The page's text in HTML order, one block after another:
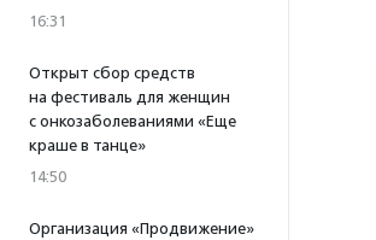
16:31
Открыт сбор средств
на фестиваль для женщин
с онкозаболеваниями «Еще
краше в танце»
14:50
Организация «Продвижение»